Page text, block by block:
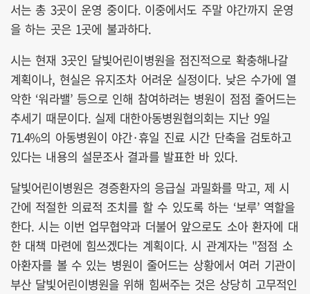
서는 총 3곳이 운영 중이다. 이중에서도 주말 야간까지 운영
을 하는 곳은 1곳에 불과하다.
시는 현재 3곳인 달빛어린이병원을 점진적으로 확충해나갈
계획이나, 현실은 유지조차 어려운 실정이다. 낮은 수가에 열
악한 ‘워라밸’ 등으로 인해 참여하려는 병원이 점점 줄어드는
추세기 때문이다. 실제 대한아동병원협의회는 지난 9일
71.4%의 아동병원이 야간·휴일 진료 시간 단축을 검토하고
있다는 내용의 설문조사 결과를 발표한 바 있다.
달빛어린이병원은 경증환자의 응급실 과밀화를 막고, 제 시
간에 적절한 의료적 조치를 할 수 있도록 하는 ‘보루’ 역할을
한다. 시는 이번 업무협약과 더불어 앞으로도 소아 환자에 대
한 대책 마련에 힘쓰겠다는 계획이다. 시 관계자는 "점점 소
아환자를 볼 수 있는 병원이 줄어드는 상황에서 여러 기관이
부산 달빛어린이병원을 위해 힘써주는 것은 상당히 고무적인